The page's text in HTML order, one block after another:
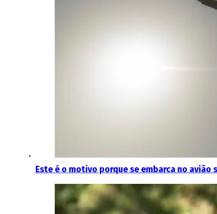
Este é o motivo porque se embarca no avião